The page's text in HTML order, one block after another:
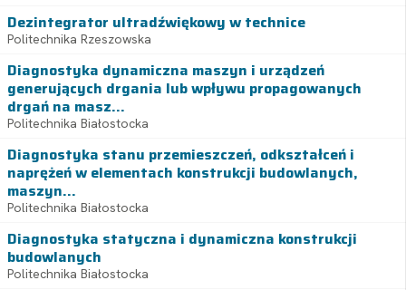
Dezintegrator ultradźwiękowy w technice
Politechnika Rzeszowska
Diagnostyka dynamiczna maszyn i urządzeń
generujących drgania lub wpływu propagowanych
drgań na masz...
Politechnika Białostocka
Diagnostyka stanu przemieszczeń, odkształceń i
naprężeń w elementach konstrukcji budowlanych,
maszyn...
Politechnika Białostocka
Diagnostyka statyczna i dynamiczna konstrukcji
budowlanych
Politechnika Białostocka